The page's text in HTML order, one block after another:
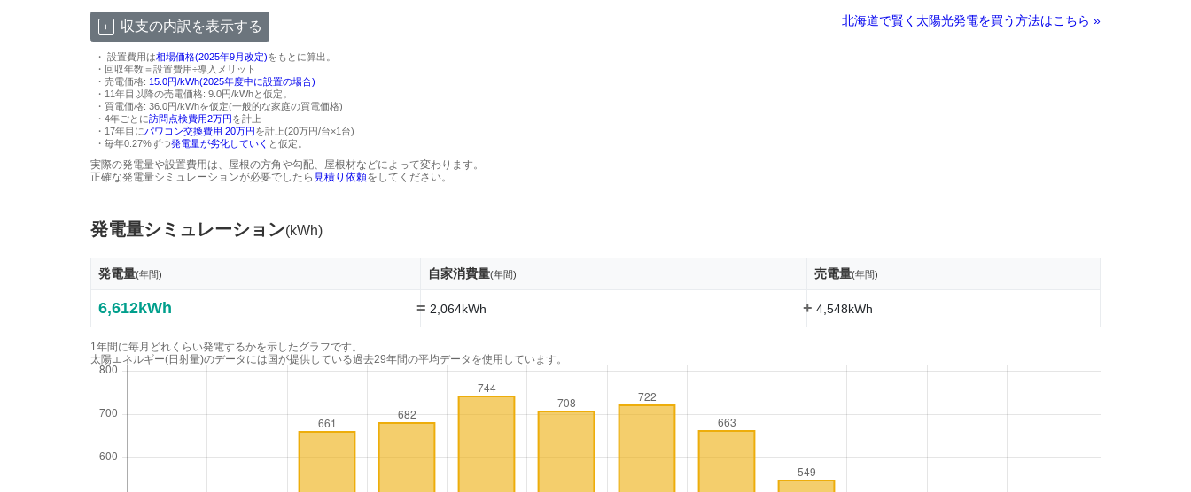
収支の内訳を表示する 北海道で賢く太陽光発電を買う方法はこちら »
・ 設置費用は相場価格(2025年9月改定)をもとに算出。
・回収年数＝設置費用÷導入メリット
・売電価格: 15.0円/kWh(2025年度中に設置の場合)
・11年目以降の売電価格: 9.0円/kWhと仮定。
・買電価格: 36.0円/kWhを仮定(一般的な家庭の買電価格)
・4年ごとに訪問点検費用2万円を計上
・17年目にパワコン交換費用 20万円を計上(20万円/台×1台)
・毎年0.27%ずつ発電量が劣化していく と仮定。
実際の発電量や設置費用は、屋根の方角や勾配、屋根材などによって変わります。
正確な発電量シミュレーションが必要でしたら 見積り依頼をしてください。
発電量シミュレーション(kWh)
発電量(年間) 自家消費量(年間) 売電量(年間)
6,612kWh = 2,064kWh + 4,548kWh
1年間に毎月どれくらい発電するかを示したグラフです。
太陽エネルギー(日射量)のデータには国が提供している過去29年間の平均データを使用しています。